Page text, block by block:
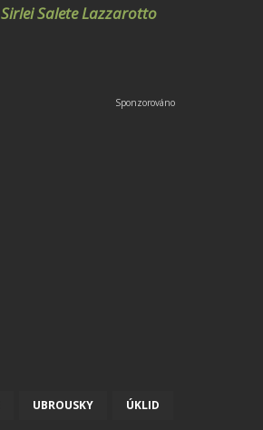
Sirlei Salete Lazzarotto
UBROUSKY ÚKLID